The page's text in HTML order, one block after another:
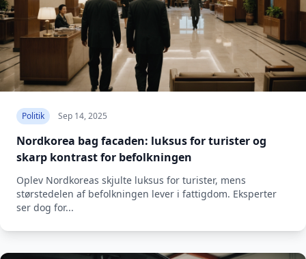
Politik Sep 14, 2025
Nordkorea bag facaden: luksus for turister og
skarp kontrast for befolkningen
Oplev Nordkoreas skjulte luksus for turister, mens
størstedelen af befolkningen lever i fattigdom. Eksperter
ser dog for...